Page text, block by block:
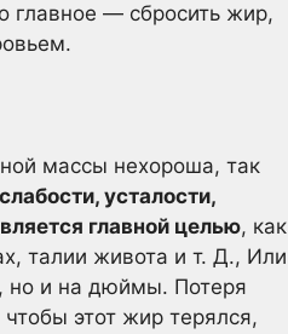
главное — сбросить жир,
массы нехороша, так
усталости,
главной целью, как
талии живота и т. Д., Или
но и на дюймы. Потеря
этот жир терялся,